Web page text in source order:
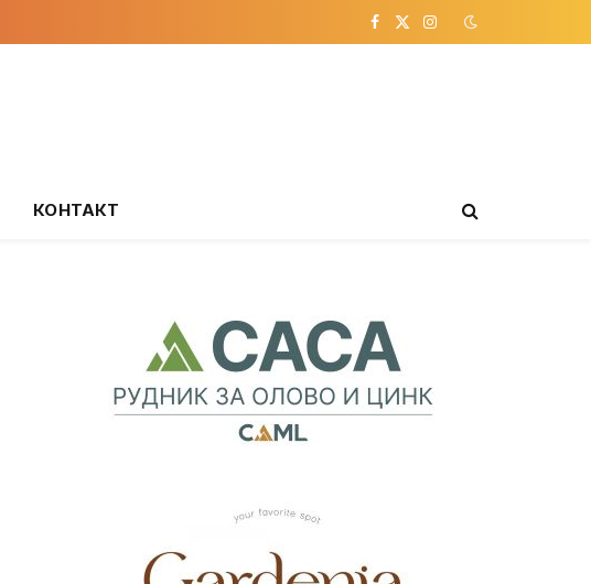
Facebook
X
Instagram
КОНТАКТ